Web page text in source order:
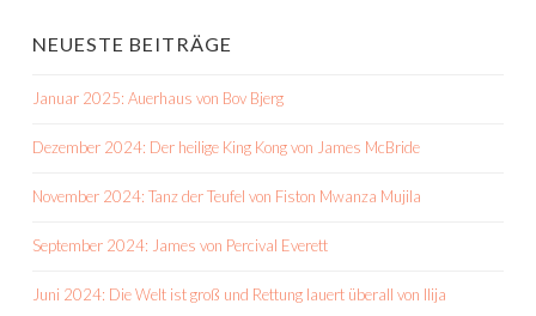
NEUESTE BEITRÄGE
Januar 2025: Auerhaus von Bov Bjerg
Dezember 2024: Der heilige King Kong von James McBride
November 2024: Tanz der Teufel von Fiston Mwanza Mujila
September 2024: James von Percival Everett
Juni 2024: Die Welt ist groß und Rettung lauert überall von Ilija